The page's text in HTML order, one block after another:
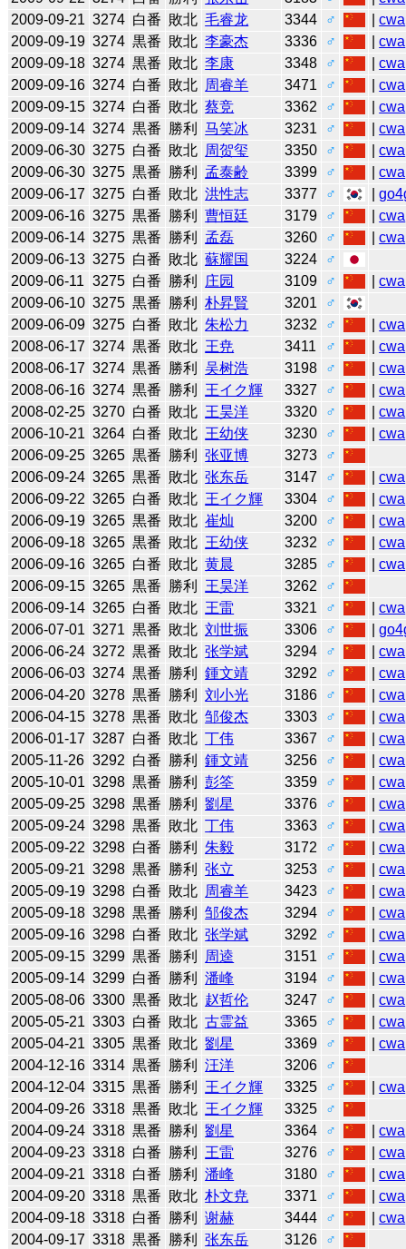
2009-09-21 3274 白番 敗北 毛睿龙 3344 ♂ |cwa
2009-09-19 3274 黒番 敗北 李豪杰 3336 ♂ |cwa
2009-09-18 3274 黒番 敗北 李康 3348 ♂ |cwa
2009-09-16 3274 白番 敗北 周睿羊 3471 ♂ |cwa
2009-09-15 3274 白番 敗北 蔡竞 3362 ♂ |cwa
2009-09-14 3274 黒番 勝利 马笑冰 3231 ♂ |cwa
2009-06-30 3275 白番 敗北 周贺玺 3350 ♂ |cwa
2009-06-30 3275 黒番 勝利 孟泰齢 3399 ♂ |cwa
2009-06-17 3275 白番 敗北 洪性志 3377 ♂ |
2009-06-16 3275 黒番 勝利 曹恒廷 3179 ♂ |cwa
2009-06-14 3275 黒番 勝利 孟磊 3260 ♂ |cwa
2009-06-13 3275 白番 敗北 蘇耀国 3224
♂
2009-06-11 3275 白番 勝利 庄园 3109 ♂ |cwa
2009-06-10 3275 黒番 勝利 朴昇賢 3201
♂
2009-06-09 3275 白番 敗北 朱松力 3232 ♂ |cwa
2008-06-17 3274 黒番 敗北 王尭 3411 ♂ |cwa
2008-06-17 3274 黒番 勝利 吴树浩 3198 ♂ |cwa
2008-06-16 3274 黒番 勝利 王イク輝 3327 ♂ |cwa
2008-02-25 3270 白番 敗北 王昊洋 3320 ♂ |cwa
2006-10-21 3264 白番 敗北 王幼侠 3230 ♂ |cwa
2006-09-25 3265 黒番 勝利 张亚博 3273
♂
2006-09-24 3265 黒番 敗北 张东岳 3147 ♂ |cwa
2006-09-22 3265 白番 敗北 王イク輝 3304 ♂ |cwa
2006-09-19 3265 黒番 敗北 崔灿 3200 ♂ |cwa
2006-09-18 3265 黒番 敗北 王幼侠 3232 ♂ |cwa
2006-09-16 3265 白番 敗北 黄晨 3285 ♂ |cwa
2006-09-15 3265 黒番 勝利 王昊洋 3262
♂
2006-09-14 3265 白番 敗北 王雷 3321 ♂ |cwa
2006-07-01 3271 黒番 敗北 刘世振 3306 ♂ |
2006-06-24 3272 黒番 敗北 张学斌 3294 ♂ |cwa
2006-06-03 3274 黒番 勝利 鍾文靖 3292 ♂ |cwa
2006-04-20 3278 黒番 勝利 刘小光 3186 ♂ |cwa
2006-04-15 3278 黒番 敗北 邹俊杰 3303 ♂ |cwa
2006-01-17 3287 白番 敗北 丁伟 3367 ♂ |cwa
2005-11-26 3292 白番 勝利 鍾文靖 3256 ♂ |cwa
2005-10-01 3298 黒番 勝利 彭筌 3359 ♂ |cwa
2005-09-25 3298 黒番 勝利 劉星 3376 ♂ |cwa
2005-09-24 3298 黒番 敗北 丁伟 3363 ♂ |cwa
2005-09-22 3298 白番 勝利 朱毅 3172 ♂ |cwa
2005-09-21 3298 黒番 勝利 张立 3253 ♂ |cwa
2005-09-19 3298 白番 敗北 周睿羊 3423 ♂ |cwa
2005-09-18 3298 黒番 勝利 邹俊杰 3294 ♂ |cwa
2005-09-16 3298 白番 敗北 张学斌 3292 ♂ |cwa
2005-09-15 3299 黒番 勝利 周逵 3151 ♂ |cwa
2005-09-14 3299 白番 勝利 潘峰 3194 ♂ |cwa
2005-08-06 3300 黒番 敗北 赵哲伦 3247 ♂ |cwa
2005-05-21 3303 白番 敗北 古霊益 3365 ♂ |cwa
2005-04-21 3305 黒番 敗北 劉星 3369 ♂ |cwa
2004-12-16 3314 黒番 勝利 汪洋 3206
♂
2004-12-04 3315 黒番 勝利 王イク輝 3325 ♂ |cwa
2004-09-26 3318 黒番 敗北 王イク輝 3325
♂
2004-09-24 3318 黒番 勝利 劉星 3364 ♂ |cwa
2004-09-23 3318 白番 勝利 王雷 3276 ♂ |cwa
2004-09-21 3318 白番 勝利 潘峰 3180 ♂ |cwa
2004-09-20 3318 黒番 敗北 朴文尭 3371 ♂ |cwa
2004-09-18 3318 白番 勝利 谢赫 3444 ♂ |cwa
2004-09-17 3318 黒番 勝利 张东岳 3126
♂